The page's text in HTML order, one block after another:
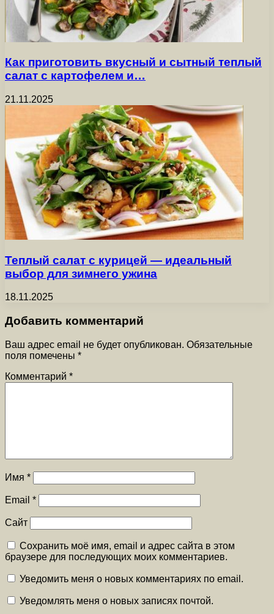
Как приготовить вкусный и сытный теплый
салат с картофелем и…
21.11.2025
Теплый салат с курицей — идеальный
выбор для зимнего ужина
18.11.2025
Добавить комментарий
Ваш адрес email не будет опубликован. Обязательные
поля помечены *
Комментарий *
Имя *
Email *
Сайт
Сохранить моё имя, email и адрес сайта в этом
браузере для последующих моих комментариев.
Уведомить меня о новых комментариях по email.
Уведомлять меня о новых записях почтой.